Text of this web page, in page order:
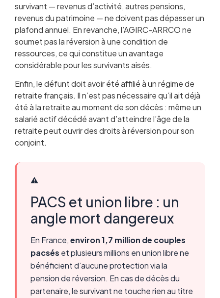
survivant — revenus d’activité, autres pensions,
revenus du patrimoine — ne doivent pas dépasser un
plafond annuel. En revanche, l’AGIRC-ARRCO ne
soumet pas la réversion à une condition de
ressources, ce qui constitue un avantage
considérable pour les survivants aisés.
Enfin, le défunt doit avoir été affilié à un régime de
retraite français. Il n’est pas nécessaire qu’il ait déjà
été à la retraite au moment de son décès : même un
salarié actif décédé avant d’atteindre l’âge de la
retraite peut ouvrir des droits à réversion pour son
conjoint.
⚠️
PACS et union libre : un
angle mort dangereux
En France,environ 1,7 million de couples
pacsés et plusieurs millions en union libre ne
bénéficient d’aucune protection via la
pension de réversion. En cas de décès du
partenaire, le survivant ne touche rien au titre